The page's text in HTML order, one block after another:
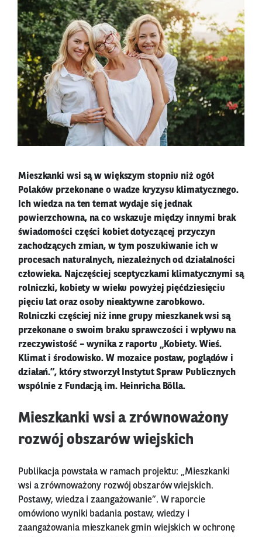
Mieszkanki wsi są w większym stopniu niż ogół
Polaków przekonane o wadze kryzysu klimatycznego.
Ich wiedza na ten temat wydaje się jednak
powierzchowna, na co wskazuje między innymi brak
świadomości części kobiet dotyczącej przyczyn
zachodzących zmian, w tym poszukiwanie ich w
procesach naturalnych, niezależnych od działalności
człowieka. Najczęściej sceptyczkami klimatycznymi są
rolniczki, kobiety w wieku powyżej pięćdziesięciu
pięciu lat oraz osoby nieaktywne zarobkowo.
Rolniczki częściej niż inne grupy mieszkanek wsi są
przekonane o swoim braku sprawczości i wpływu na
rzeczywistość – wynika z raportu „Kobiety. Wieś.
Klimat i środowisko. W mozaice postaw, poglądów i
działań.”, który stworzył Instytut Spraw Publicznych
wspólnie z Fundacją im. Heinricha Bölla.
Mieszkanki wsi a zrównoważony
rozwój obszarów wiejskich
Publikacja powstała w ramach projektu: „Mieszkanki
wsi a zrównoważony rozwój obszarów wiejskich.
Postawy, wiedza i zaangażowanie”. W raporcie
omówiono wyniki badania postaw, wiedzy i
zaangażowania mieszkanek gmin wiejskich w ochronę